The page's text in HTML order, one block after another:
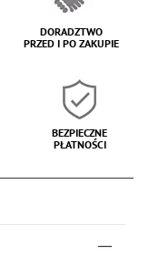
DORADZTWO
PRZED I PO ZAKUPIE
BEZPIECZNE
PŁATNOŚCI